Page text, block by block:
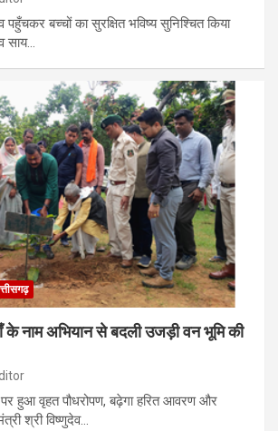
पहुँचकर बच्चों का सुरक्षित भविष्य सुनिश्चित किया
साय…
के नाम अभियान से बदली उजड़ी वन भूमि की
हुआ वृहत पौधरोपण, बढ़ेगा हरित आवरण और
श्री विष्णुदेव…